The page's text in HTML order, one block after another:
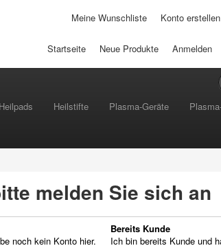
Meine Wunschliste Konto erstellen
Startseite Neue Produkte Anmelden
Heilpads Heilstifte Plasma-Geräte
melden Sie sich an
noch kein Konto hier.
Bereits Kunde
Ich bin bereits Kunde und